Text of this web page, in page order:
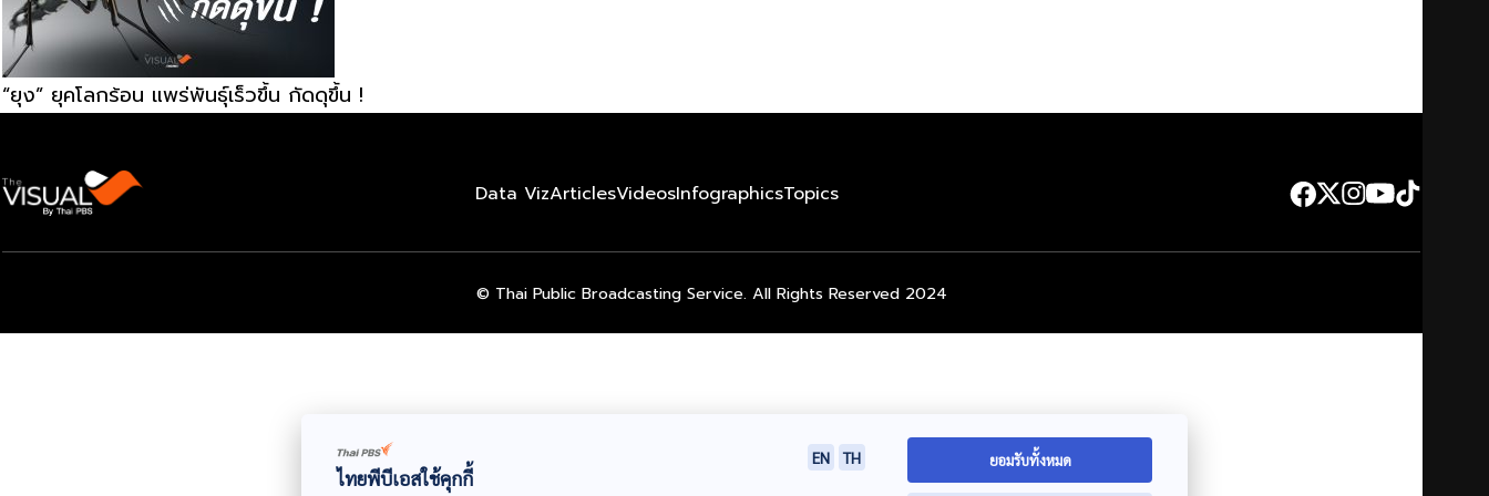
“ยุง” ยุคโลกร้อน แพร่พันธุ์เร็วขึ้น กัดดุขึ้น !
Data VizArticlesVideosInfographicsTopics
© Thai Public Broadcasting Service. All Rights Reserved 2024
ไทยพีบีเอสใช้คุกกี้
EN TH ยอมรับทั้งหมด